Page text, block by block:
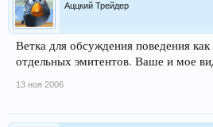
Аццкий Трейдер
Ветка для обсуждения поведения
отдельных эмитентов. Ваше и мое
13 ноя 2006